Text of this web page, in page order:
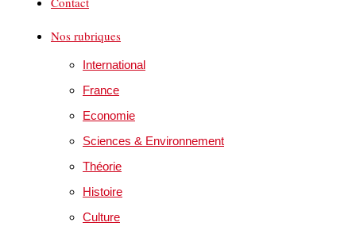
Nos rubriques
International
France
Economie
Sciences & Environnement
Théorie
Histoire
Culture